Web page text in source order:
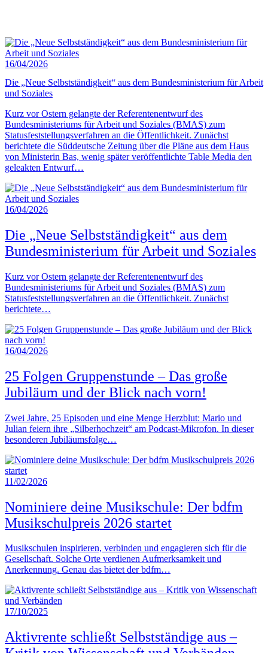
16/04/2026
Die „Neue Selbstständigkeit“ aus dem Bundesministerium für Arbeit
und Soziales
Kurz vor Ostern gelangte der Referentenentwurf des
Bundesministeriums für Arbeit und Soziales (BMAS) zum
Statusfeststellungsverfahren an die Öffentlichkeit. Zunächst
berichtete die Süddeutsche Zeitung über die Pläne aus dem Haus
von Ministerin Bas, wenig später veröffentlichte Table Media den
geleakten Entwurf…
16/04/2026
Die „Neue Selbstständigkeit“ aus dem
Bundesministerium für Arbeit und Soziales
Kurz vor Ostern gelangte der Referentenentwurf des
Bundesministeriums für Arbeit und Soziales (BMAS) zum
Statusfeststellungsverfahren an die Öffentlichkeit. Zunächst
berichtete…
16/04/2026
25 Folgen Gruppenstunde – Das große
Jubiläum und der Blick nach vorn!
Zwei Jahre, 25 Episoden und eine Menge Herzblut: Mario und
Julian feiern ihre „Silberhochzeit“ am Podcast-Mikrofon. In dieser
besonderen Jubiläumsfolge…
11/02/2026
Nominiere deine Musikschule: Der bdfm
Musikschulpreis 2026 startet
Musikschulen inspirieren, verbinden und engagieren sich für die
Gesellschaft. Solche Orte verdienen Aufmerksamkeit und
Anerkennung. Genau das bietet der bdfm…
17/10/2025
Aktivrente schließt Selbstständige aus –